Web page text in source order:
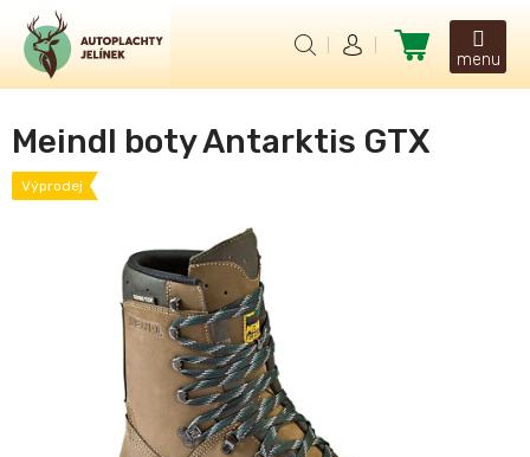
obsah
Nákupní
košík
Meindl boty Antarktis GTX
Výprodej